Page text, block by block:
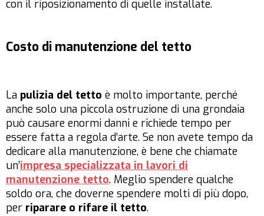
con il riposizionamento di quelle installate.
Costo di manutenzione del tetto
La pulizia del tetto è molto importante, perché
anche solo una piccola ostruzione di una grondaia
può causare enormi danni e richiede tempo per
essere fatta a regola d’arte. Se non avete tempo da
dedicare alla manutenzione, è bene che chiamate
un’impresa specializzata in lavori di
manutenzione tetto. Meglio spendere qualche
soldo ora, che doverne spendere molti di più dopo,
per riparare o rifare il tetto.